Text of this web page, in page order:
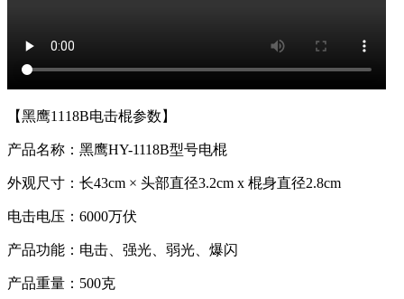
【黑鹰1118B电击棍参数】
产品名称：黑鹰HY-1118B型号电棍
外观尺寸：长43cm × 头部直径3.2cm x 棍身直径2.8cm
电击电压：6000万伏
产品功能：电击、强光、弱光、爆闪
产品重量：500克